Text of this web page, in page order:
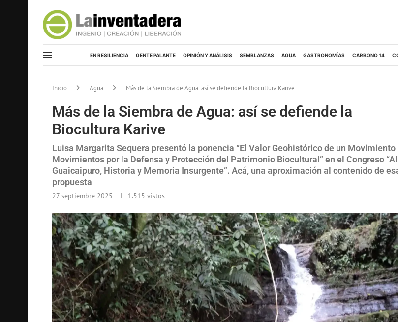
EN RESILIENCIA GENTE PALANTE OPINIÓN Y ANÁLISIS SEMBLANZAS AGUA GASTRONOMÍAS CARBONO 14
Inicio Agua Más de la Siembra de Agua: así se defiende la Biocultura Karive
Más de la Siembra de Agua: así se defiende la
Biocultura Karive
Luisa Margarita Sequera presentó la ponencia “El Valor Geohistórico de un Movimiento
Movimientos por la Defensa y Protección del Patrimonio Biocultural” en el Congreso
Guaicaipuro, Historia y Memoria Insurgente”. Acá, una aproximación al contenido de
propuesta
27 septiembre 2025 1.515 vistos